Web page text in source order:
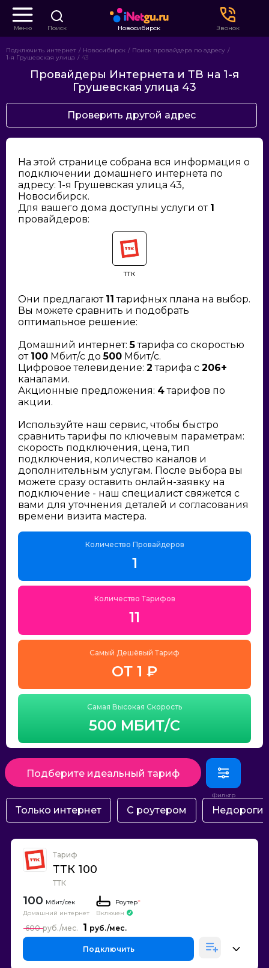
Меню Поиск Новосибирск Звонок
Подключить интернет Новосибирск
Поиск провайдера по адресу
1-я Грушевская улица
43
Провайдеры Интернета и ТВ на 1-я
Грушевская улица 43
Проверить другой адрес
На этой странице собрана вся информация о
подключении домашнего интернета по
адресу: 1-я Грушевская улица 43,
Новосибирск.
Для вашего дома доступны услуги от 1
провайдеров:
ТТК
Они предлагают 11 тарифных плана на выбор.
Вы можете сравнить и подобрать
оптимальное решение:
Домашний интернет:5тарифа со скоростью
от 100 Мбит/с до500 Мбит/с.
Цифровое телевидение: 2 тарифа с 206+
каналами.
Акционные предложения: 4тарифов по
акции.
Используйте наш сервис, чтобы быстро
сравнить тарифы по ключевым параметрам:
скорость подключения, цена, тип
подключения, количество каналов и
дополнительным услугам. После выбора вы
можете сразу оставить онлайн-заявку на
подключение - наш специалист свяжется с
вами для уточнения деталей и согласования
времени визита мастера.
Количество Провайдеров
1
Количество Тарифов
11
Самый Дешёвый Тариф
ОТ 1 ₽
Самая Высокая Скорость
500 МБИТ/С
Подберите идеальный тариф
Только интернет С роутером Недорогие
Тариф
ТТК 100
ТТК
100
Домашний интернет
Роутер*
Включен
1
600
Подключить